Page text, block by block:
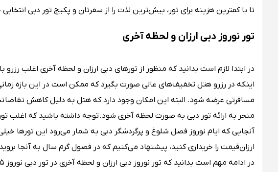
تا با کمترین هزینه برای تور، بیش‌ترین لذت را از سفرتان و پکیج تور دبی انتخابی
تور نوروز دبی ارزان و لحظه آخری
در ابتدا لازم است بدانید که منظور از تورهای دبی ارزان و لحظه آخری اغلب
اینکه در رزرو هتل تخفیف‌های عالی صورت بگیرد که ممکن است در این بازه
مسافرتی عرضه شود. البته این امکان وجود دارد که هتل به دلیل کاهش تقاضا
منجر به ارائه تور دبی به صورت لحظه آخری شود. توجه داشته باشید که اغلب
آنجایی که ایام نوروز فصل شلوغ و پرگردشگر دبی به شمار می‌رود این تورها
ارزان‌قیمت را خریداری کنید، پیشنهاد می‌کنیم که در فصول گرم سال به آنجا